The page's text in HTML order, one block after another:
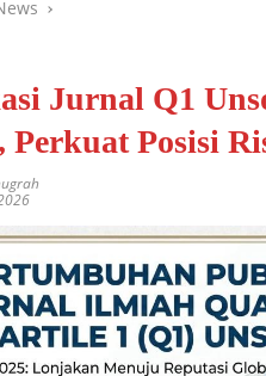
Jurnal Q1
Perkuat Posisi